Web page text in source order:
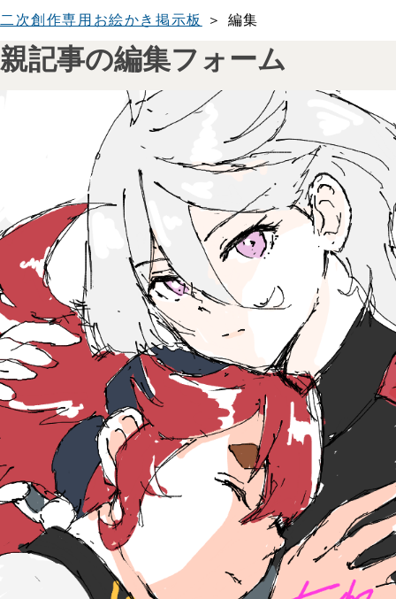
二次創作専用お絵かき掲示板 ＞ 編集
親記事の編集フォーム